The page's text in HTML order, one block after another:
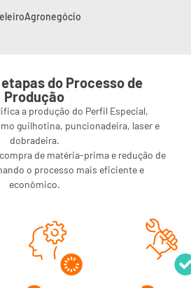
Agronegócio
do Processo de
Produção
a produção do Perfil Especial,
guilhotina, puncionadeira, laser e
dobradeira.
de matéria-prima e redução de
o processo mais eficiente e
econômico.